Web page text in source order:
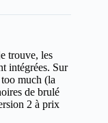
trouve, les
intégrées. Sur
much (la
de brulé
2 à prix